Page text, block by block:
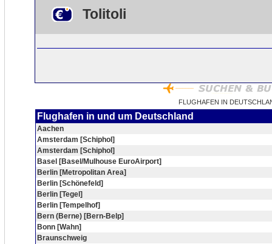
Tolitoli
FLUGHAFEN IN
Flughafen in und um Deutschland
Aachen
Amsterdam [Schiphol]
Amsterdam [Schiphol]
Basel [Basel/Mulhouse EuroAirport]
Berlin [Metropolitan Area]
Berlin [Schönefeld]
Berlin [Tegel]
Berlin [Tempelhof]
Bern (Berne) [Bern-Belp]
Bonn [Wahn]
Braunschweig